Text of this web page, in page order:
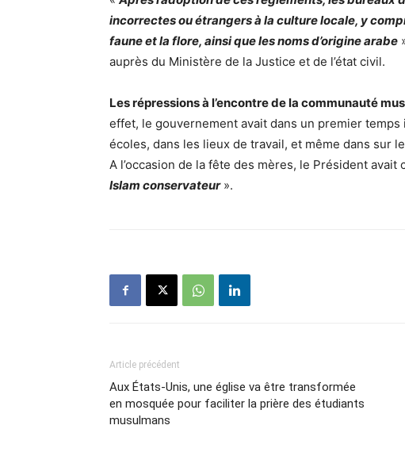
incorrectes ou étrangers à la culture locale, y
faune et la flore, ainsi que les noms d’origine arabe
auprès du Ministère de la Justice et de l’état civil.
Les répressions à l’encontre de la communauté
effet, le gouvernement avait dans un premier
écoles, dans les lieux de travail, et même dans sur
A l’occasion de la fête des mères, le Président
Islam conservateur ».
Article précédent
Aux États-Unis, une église va être transformée
en mosquée pour faciliter la prière des étudiants
musulmans